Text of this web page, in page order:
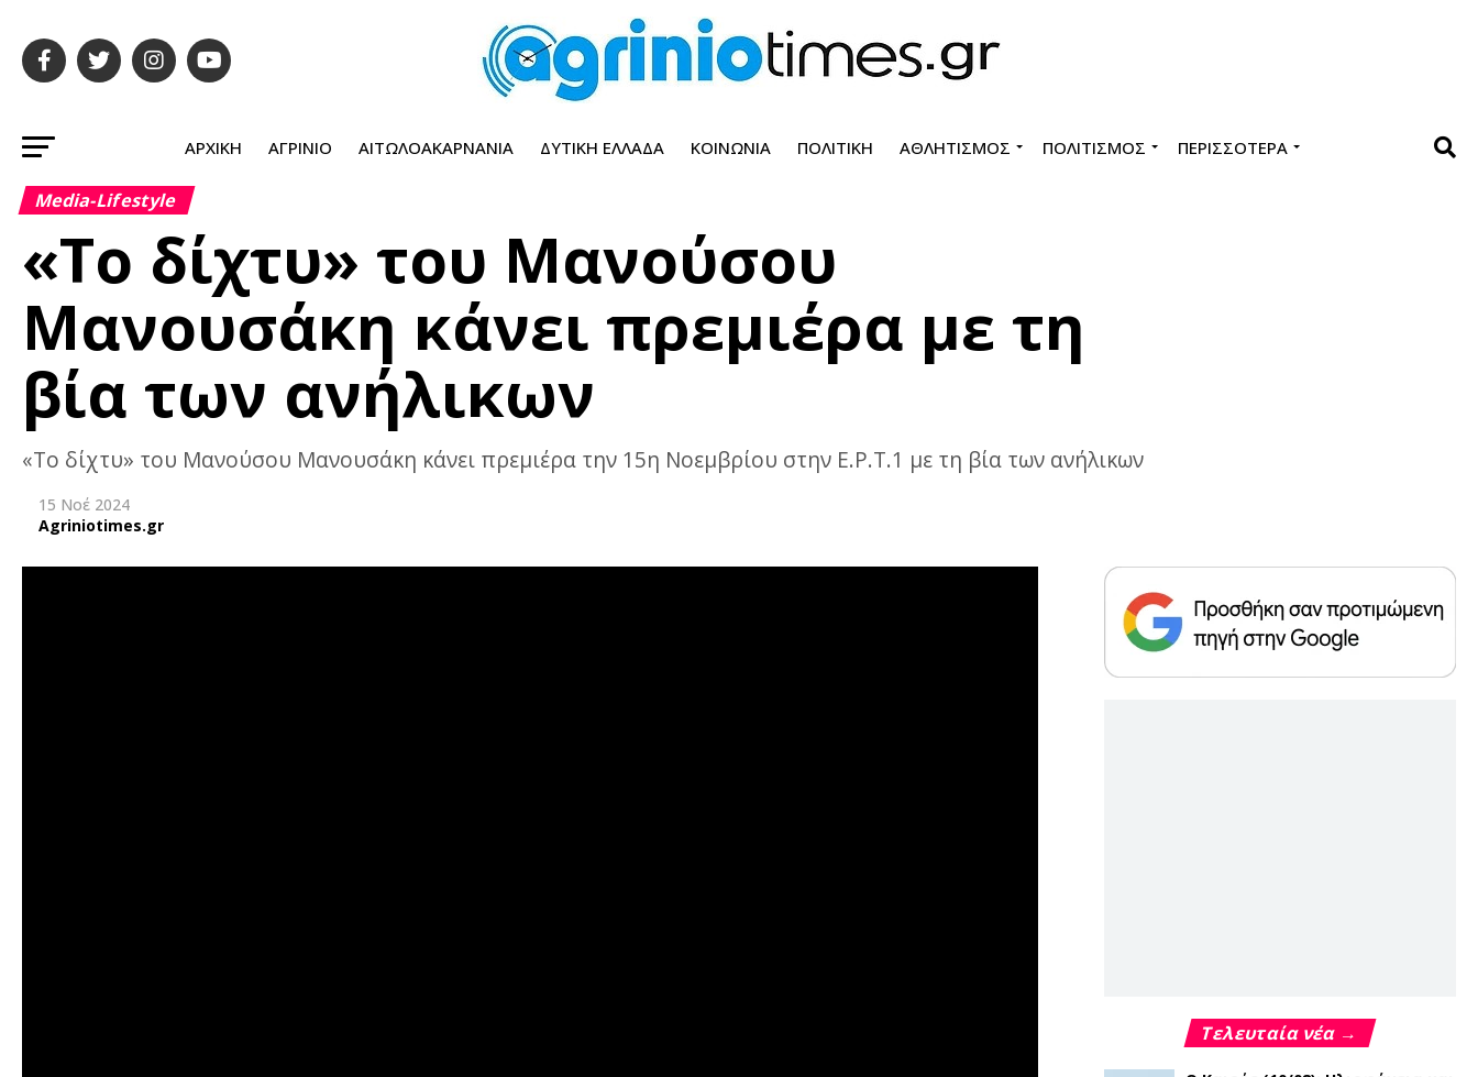
ΑΡΧΙΚΉ ΑΓΡΊΝΙΟ ΑΙΤΩΛΟΑΚΑΡΝΑΝΊΑ ΔΥΤΙΚΉ ΕΛΛΆΔΑ ΚΟΙΝΩΝΊΑ ΠΟΛΙΤΙΚΉ ΑΘΛΗΤΙΣΜΌΣ ΠΟΛΙΤΙΣΜΌΣ ΠΕΡΙΣΣΌΤΕΡΑ
Media-Lifestyle
«Το δίχτυ» του Μανούσου
Μανουσάκη κάνει πρεμιέρα με τη
βία των ανήλικων
«Το δίχτυ» του Μανούσου Μανουσάκη κάνει πρεμιέρα την 15η Νοεμβρίου στην Ε.Ρ.Τ.1 με τη βία των ανήλικων
15 Νοέ 2024
Agriniotimes.gr
Τελευταία νέα →